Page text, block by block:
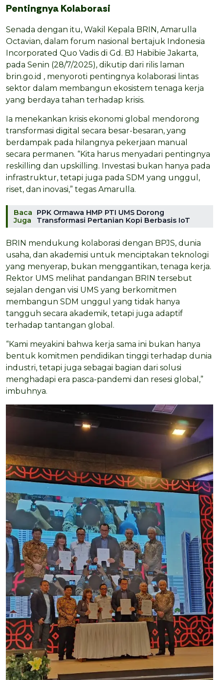
Pentingnya Kolaborasi
Senada dengan itu, Wakil Kepala BRIN, Amarulla
Octavian, dalam forum nasional bertajuk Indonesia
Incorporated Quo Vadis di Gd. BJ Habibie Jakarta,
pada Senin (28/7/2025), dikutip dari rilis laman
brin.go.id , menyoroti pentingnya kolaborasi lintas
sektor dalam membangun ekosistem tenaga kerja
yang berdaya tahan terhadap krisis.
Ia menekankan krisis ekonomi global mendorong
transformasi digital secara besar-besaran, yang
berdampak pada hilangnya pekerjaan manual
secara permanen. “Kita harus menyadari pentingnya
reskilling dan upskilling. Investasi bukan hanya pada
infrastruktur, tetapi juga pada SDM yang unggul,
riset, dan inovasi,” tegas Amarulla.
Baca
Juga
PPK Ormawa HMP PTI UMS Dorong
Transformasi Pertanian Kopi Berbasis IoT
BRIN mendukung kolaborasi dengan BPJS, dunia
usaha, dan akademisi untuk menciptakan teknologi
yang menyerap, bukan menggantikan, tenaga kerja.
Rektor UMS melihat pandangan BRIN tersebut
sejalan dengan visi UMS yang berkomitmen
membangun SDM unggul yang tidak hanya
tangguh secara akademik, tetapi juga adaptif
terhadap tantangan global.
“Kami meyakini bahwa kerja sama ini bukan hanya
bentuk komitmen pendidikan tinggi terhadap dunia
industri, tetapi juga sebagai bagian dari solusi
menghadapi era pasca-pandemi dan resesi global,”
imbuhnya.